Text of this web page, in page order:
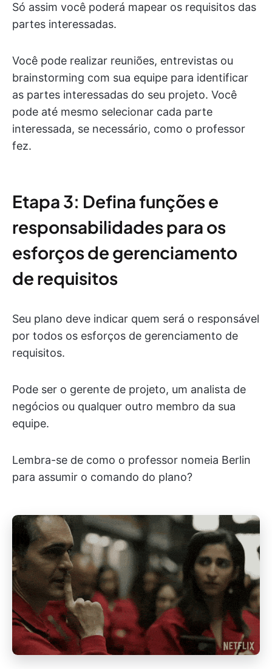
Só assim você poderá mapear os requisitos das
partes interessadas.
Você pode realizar reuniões, entrevistas ou
brainstorming com sua equipe para identificar
as partes interessadas do seu projeto. Você
pode até mesmo selecionar cada parte
interessada, se necessário, como o professor
fez.
Etapa 3: Defina funções e
responsabilidades para os
esforços de gerenciamento
de requisitos
Seu plano deve indicar quem será o responsável
por todos os esforços de gerenciamento de
requisitos.
Pode ser o gerente de projeto, um analista de
negócios ou qualquer outro membro da sua
equipe.
Lembra-se de como o professor nomeia Berlin
para assumir o comando do plano?